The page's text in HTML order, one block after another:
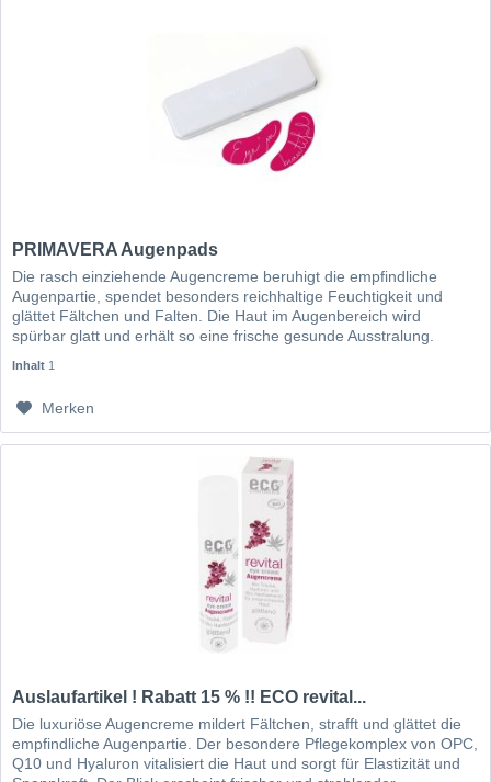
PRIMAVERA Augenpads
Die rasch einziehende Augencreme beruhigt die empfindliche
Augenpartie, spendet besonders reichhaltige Feuchtigkeit und
glättet Fältchen und Falten. Die Haut im Augenbereich wird
spürbar glatt und erhält so eine frische gesunde Ausstralung.
Biologisches Borretschsamenöl stärkt die natürliche Schutzbarriere
Haut erscheint straffer und glatter und wirkt elastischer.
Tamarindenextrakt aktiviert das hauteigene Abwehrsystem.
Inhalt 1
Merken
Auslaufartikel ! Rabatt 15 % !! ECO revital...
Die luxuriöse Augencreme mildert Fältchen, strafft und glättet die
empfindliche Augenpartie. Der besondere Pflegekomplex von OPC,
Q10 und Hyaluron vitalisiert die Haut und sorgt für Elastizität und